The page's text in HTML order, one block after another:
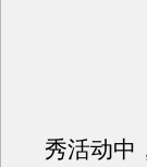
秀活动中